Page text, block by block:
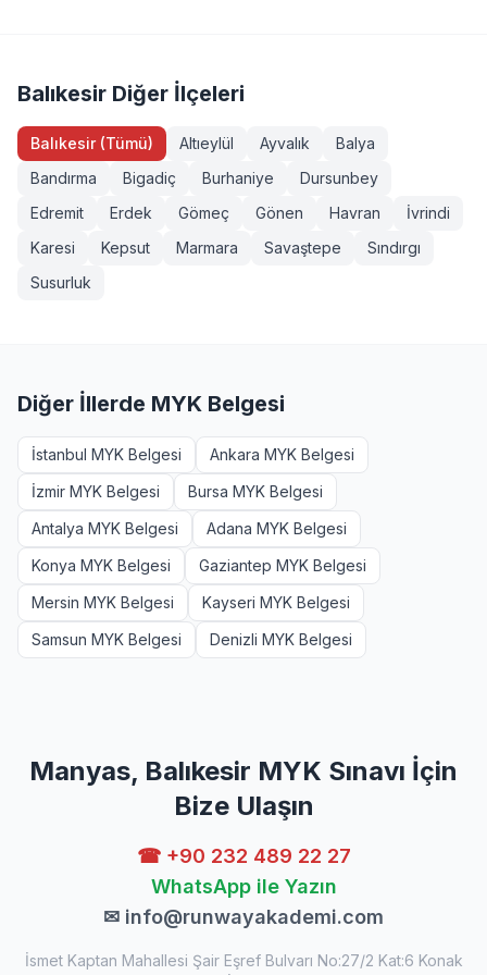
sınavlarımız MYK onaylı ve TÜRKAK akreditasyonludur.
isteyenler +90 232 489 22 27 numarasından detaylı bilgi
Balıkesir Diğer İlçeleri
Balıkesir (Tümü) Altıeylül Ayvalık
Balya
Bandırma
Bigadiç Burhaniye
Dursunbey
Edremit
Erdek Gömeç Gönen Havran
İvrindi
Karesi
Kepsut Marmara Savaştepe
Sındırgı
Susurluk
Diğer İllerde MYK Belgesi
İstanbul MYK Belgesi
Ankara MYK Belgesi
İzmir MYK Belgesi
Bursa MYK Belgesi
Antalya MYK Belgesi
Adana MYK Belgesi
Konya MYK Belgesi
Gaziantep MYK Belgesi
Mersin MYK Belgesi
Kayseri MYK Belgesi
Samsun MYK Belgesi
Denizli MYK Belgesi
Manyas, Balıkesir MYK Sınavı İçin
Bize Ulaşın
☎ +90 232 489 22 27
WhatsApp ile Yazın
✉ info@runwayakademi.com
İsmet Kaptan Mahallesi Şair Eşref Bulvarı No:27/2 Kat:6 Konak